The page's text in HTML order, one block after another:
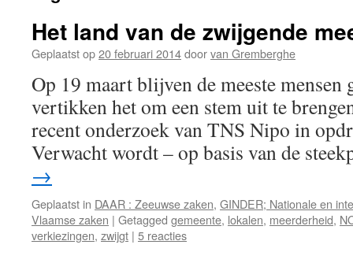
Het land van de zwijgende
Geplaatst op20 februari 2014doorvan Gremberghe
Op 19 maart blijven de meeste mensen
vertikken het om een stem uit te
recent onderzoek van TNS Nipo in
Verwacht wordt – op basis van de
→
Geplaatst in DAAR : Zeeuwse zaken, GINDER; Nationale en
Vlaamse zaken | Getagged gemeente, lokalen, meerderheid,
verkiezingen, zwijgt | 5 reacties